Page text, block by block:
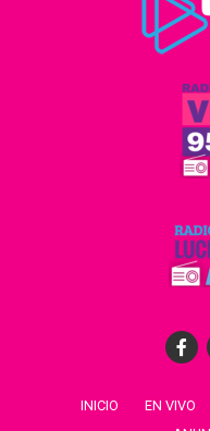
INICIO EN VIVO